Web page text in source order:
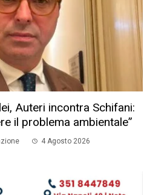
Auteri incontra Schifani:
il problema ambientale”
4 Agosto 2026